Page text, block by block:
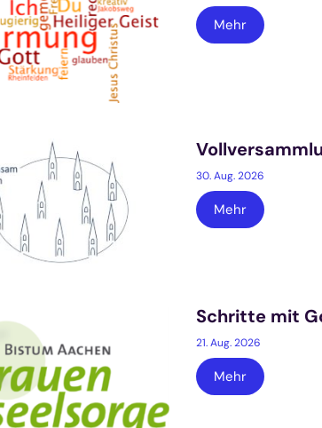
Mehr
30. Aug. 2026
Mehr
Schritte mit
21. Aug. 2026
Mehr